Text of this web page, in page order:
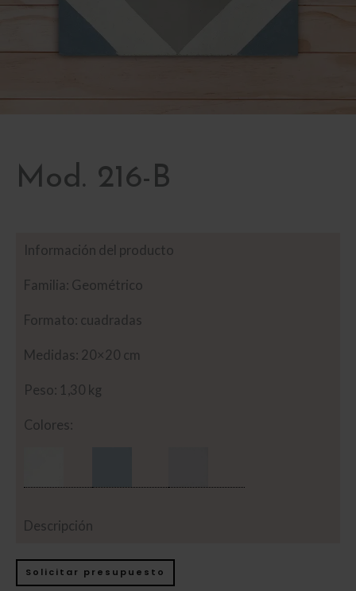
Mod. 216-B
Información del producto
Familia: Geométrico
Formato: cuadradas
Medidas: 20×20 cm
Peso: 1,30 kg
Colores:
Descripción
Solicitar presupuesto